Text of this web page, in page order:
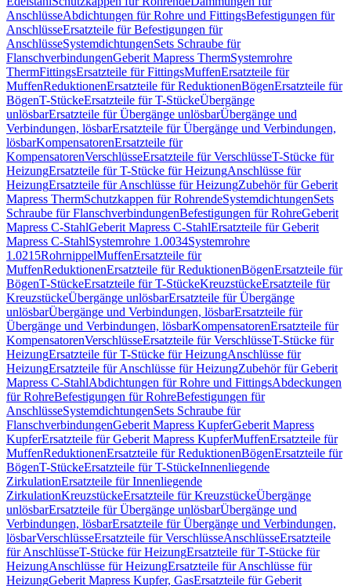
AnschlüsseAbdichtungen für Rohre und FittingsBefestigungen für
AnschlüsseErsatzteile für Befestigungen für
AnschlüsseSystemdichtungenSets Schraube für
FlanschverbindungenGeberit Mapress ThermSystemrohre
ThermFittingsErsatzteile für FittingsMuffenErsatzteile für
MuffenReduktionenErsatzteile für ReduktionenBögenErsatzteile für
BögenT-StückeErsatzteile für T-StückeÜbergänge
unlösbarErsatzteile für Übergänge unlösbarÜbergänge und
Verbindungen, lösbarErsatzteile für Übergänge und Verbindungen,
lösbarKompensatorenErsatzteile für
KompensatorenVerschlüsseErsatzteile für VerschlüsseT-Stücke für
HeizungErsatzteile für T-Stücke für HeizungAnschlüsse für
HeizungErsatzteile für Anschlüsse für HeizungZubehör für Geberit
Mapress ThermSchutzkappen für RohrendeSystemdichtungenSets
Schraube für FlanschverbindungenBefestigungen für RohreGeberit
Mapress C-StahlGeberit Mapress C-StahlErsatzteile für Geberit
Mapress C-StahlSystemrohre 1.0034Systemrohre
1.0215RohrnippelMuffenErsatzteile für
MuffenReduktionenErsatzteile für ReduktionenBögenErsatzteile für
BögenT-StückeErsatzteile für T-StückeKreuzstückeErsatzteile für
KreuzstückeÜbergänge unlösbarErsatzteile für Übergänge
unlösbarÜbergänge und Verbindungen, lösbarErsatzteile für
Übergänge und Verbindungen, lösbarKompensatorenErsatzteile für
KompensatorenVerschlüsseErsatzteile für VerschlüsseT-Stücke für
HeizungErsatzteile für T-Stücke für HeizungAnschlüsse für
HeizungErsatzteile für Anschlüsse für HeizungZubehör für Geberit
Mapress C-StahlAbdichtungen für Rohre und FittingsAbdeckungen
für RohreBefestigungen für RohreBefestigungen für
AnschlüsseSystemdichtungenSets Schraube für
FlanschverbindungenGeberit Mapress KupferGeberit Mapress
KupferErsatzteile für Geberit Mapress KupferMuffenErsatzteile für
MuffenReduktionenErsatzteile für ReduktionenBögenErsatzteile für
BögenT-StückeErsatzteile für T-StückeInnenliegende
ZirkulationErsatzteile für Innenliegende
ZirkulationKreuzstückeErsatzteile für KreuzstückeÜbergänge
unlösbarErsatzteile für Übergänge unlösbarÜbergänge und
Verbindungen, lösbarErsatzteile für Übergänge und Verbindungen,
lösbarVerschlüsseErsatzteile für VerschlüsseAnschlüsseErsatzteile
für AnschlüsseT-Stücke für HeizungErsatzteile für T-Stücke für
HeizungAnschlüsse für HeizungErsatzteile für Anschlüsse für
HeizungGeberit Mapress Kupfer, GasErsatzteile für Geberit